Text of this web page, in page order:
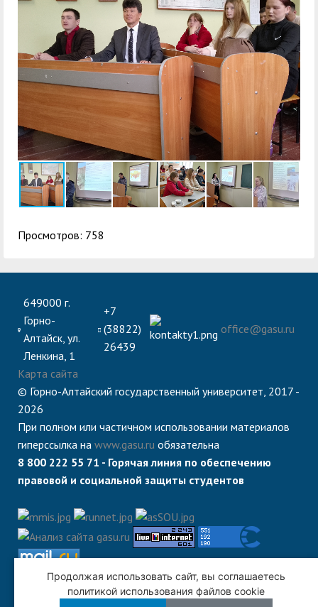
Просмотров: 758
649000 г.
Горно-
Алтайск, ул.
Ленкина, 1
+7
(38822)
26439
office@gasu.ru
Карта сайта
© Горно-Алтайский государственный университет, 2017 -
2026
При полном или частичном использовании материалов
гиперссылка на www.gasu.ru обязательна
8 800 222 55 71 - Горячая линия по обеспечению
правовой и социальной защиты студентов
Продолжая использовать сайт, вы соглашаетесь
политикой использования файлов cookie